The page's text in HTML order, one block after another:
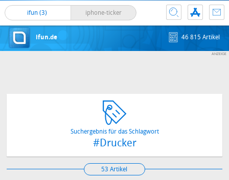
ifun (3) iphone-ticker
ifun.de 46 815 Artikel
Suchergebnis für das Schlagwort
#Drucker
53 Artikel